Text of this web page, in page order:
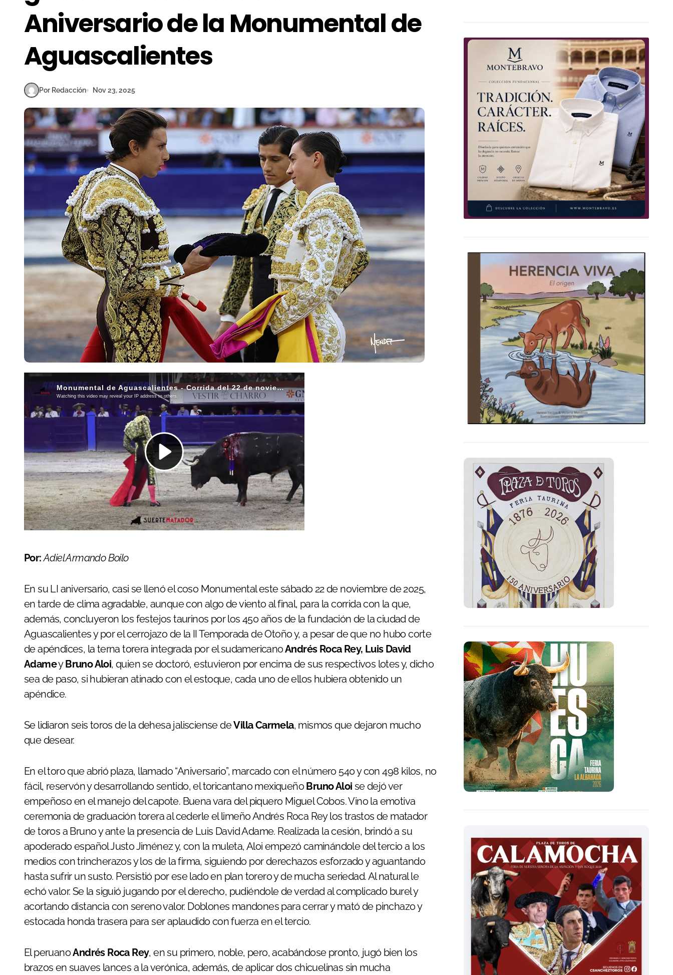
Aniversario de la Monumental de
Aguascalientes
Por Redacción Nov 23, 2025
Por:Adiel Armando Boilo
En su LI aniversario, casi se llenó el coso Monumental este sábado 22 de noviembre de 2025,
en tarde de clima agradable, aunque con algo de viento al final, para la corrida con la que,
además, concluyeron los festejos taurinos por los 450 años de la fundación de la ciudad de
Aguascalientes y por el cerrojazo de la II Temporada de Otoño y, a pesar de que no hubo corte
de apéndices, la terna torera integrada por el sudamericanoAndrés Roca Rey, Luis David
AdameyBruno Aloi, quien se doctoró, estuvieron por encima de sus respectivos lotes y, dicho
sea de paso, si hubieran atinado con el estoque, cada uno de ellos hubiera obtenido un
apéndice.
Se lidiaron seis toros de la dehesa jalisciense deVilla Carmela, mismos que dejaron mucho
que desear.
En el toro que abrió plaza, llamado “Aniversario”, marcado con el número 540 y con 498 kilos, no
fácil, reservón y desarrollando sentido, el toricantano mexiqueñoBruno Aloi se dejó ver
empeñoso en el manejo del capote. Buena vara del piquero Miguel Cobos. Vino la emotiva
ceremonia de graduación torera al cederle el limeño Andrés Roca Rey los trastos de matador
de toros a Bruno y ante la presencia de Luis David Adame. Realizada la cesión, brindó a su
apoderado español Justo Jiménez y, con la muleta, Aloi empezó caminándole del tercio a los
medios con trincherazos y los de la firma, siguiendo por derechazos esforzado y aguantando
hasta sufrir un susto. Persistió por ese lado en plan torero y de mucha seriedad. Al natural le
echó valor. Se la siguió jugando por el derecho, pudiéndole de verdad al complicado burel y
acortando distancia con sereno valor. Doblones mandones para cerrar y mató de pinchazo y
estocada honda trasera para ser aplaudido con fuerza en el tercio.
El peruanoAndrés Roca Rey, en su primero, noble, pero, acabándose pronto, jugó bien los
brazos en suaves lances a la verónica, además, de aplicar dos chicuelinas sin mucha